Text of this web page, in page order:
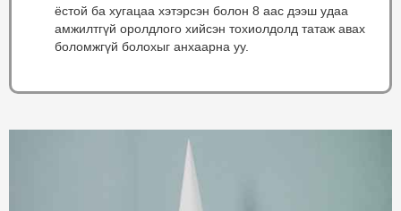
ёстой ба хугацаа хэтэрсэн болон 8 аас дээш удаа
амжилтгүй оролдлого хийсэн тохиолдолд татаж авах
боломжгүй болохыг анхаарна уу.